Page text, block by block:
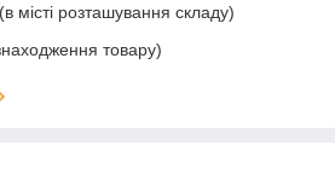
місті розташування складу)
товару)